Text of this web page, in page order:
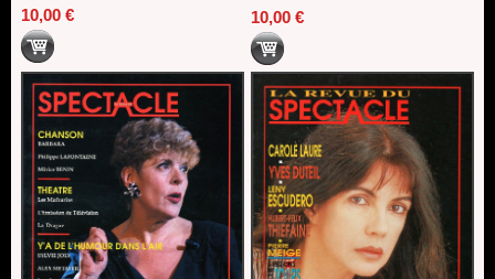
10,00 €
10,00 €